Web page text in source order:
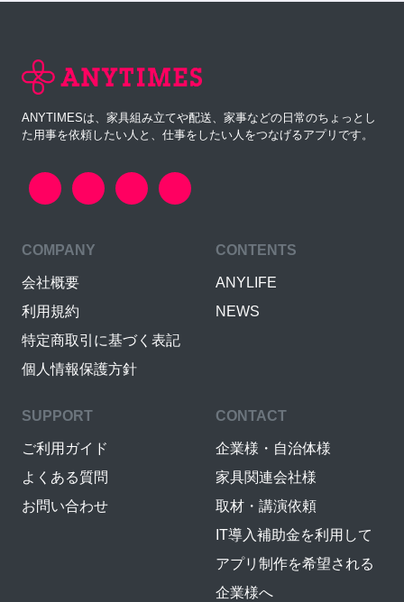
ANYTIMESは、家具組み立てや配送、家事などの日常のちょっとし
た用事を依頼したい人と、仕事をしたい人をつなげるアプリです。
COMPANY
会社概要
利用規約
特定商取引に基づく表記
個人情報保護方針
CONTENTS
ANYLIFE
NEWS
SUPPORT
ご利用ガイド
よくある質問
お問い合わせ
CONTACT
企業様・自治体様
家具関連会社様
取材・講演依頼
IT導入補助金を利用して
アプリ制作を希望される
企業様へ